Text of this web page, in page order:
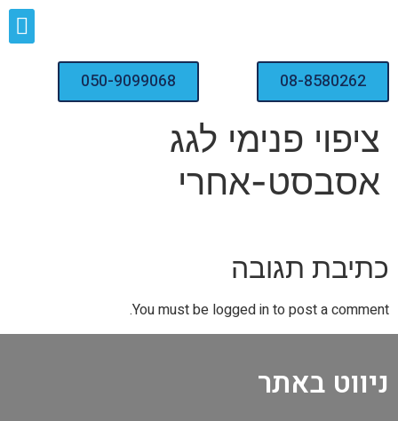
08-8580262
050-9099068
ציפוי פנימי לגג
אסבסט-אחרי
כתיבת תגובה
You must be logged in to post a comment.
ניווט באתר